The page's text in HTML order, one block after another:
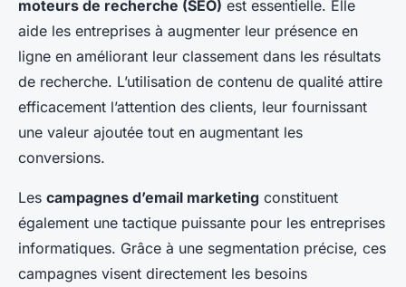
moteurs de recherche (SEO) est essentielle. Elle
aide les entreprises à augmenter leur présence en
ligne en améliorant leur classement dans les résultats
de recherche. L’utilisation de contenu de qualité attire
efficacement l’attention des clients, leur fournissant
une valeur ajoutée tout en augmentant les
conversions.
Les campagnes d’email marketing constituent
également une tactique puissante pour les entreprises
informatiques. Grâce à une segmentation précise, ces
campagnes visent directement les besoins